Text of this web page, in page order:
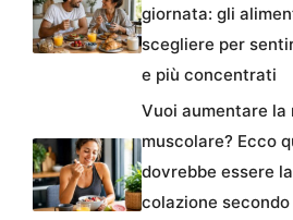
giornata: gli
scegliere per
e più concentrati
Vuoi aumentare la
muscolare? Ecco
dovrebbe essere la
colazione secondo